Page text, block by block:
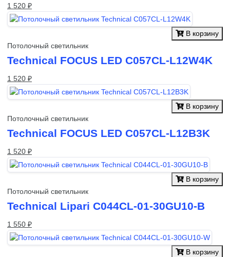
1 520 ₽
В корзину
Потолочный светильник
Technical FOCUS LED C057CL-L12W4K
1 520 ₽
В корзину
Потолочный светильник
Technical FOCUS LED C057CL-L12B3K
1 520 ₽
В корзину
Потолочный светильник
Technical Lipari C044CL-01-30GU10-B
1 550 ₽
В корзину